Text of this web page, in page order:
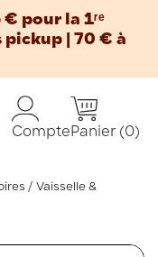
pour la 1ʳᵉ
pickup | 70 € à
ComptePanier (0)
Vaisselle &